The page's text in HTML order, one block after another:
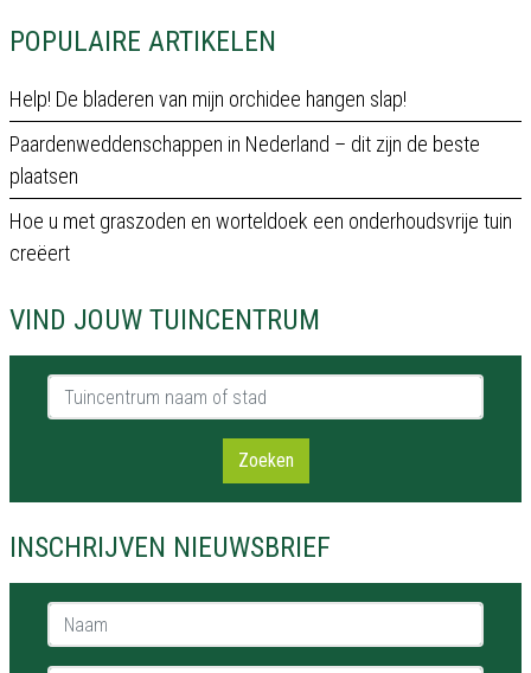
POPULAIRE ARTIKELEN
Help! De bladeren van mijn orchidee hangen slap!
Paardenweddenschappen in Nederland – dit zijn de beste
plaatsen
Hoe u met graszoden en worteldoek een onderhoudsvrije tuin
creëert
VIND JOUW TUINCENTRUM
Tuincentrum naam of stad
Zoeken
INSCHRIJVEN NIEUWSBRIEF
Naam *